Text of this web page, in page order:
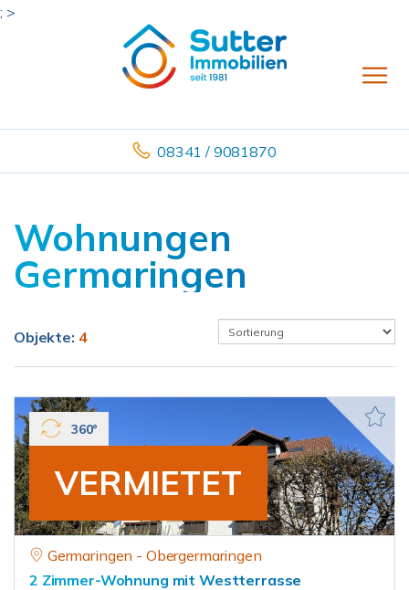
; >
08341 / 9081870
Wohnungen
Germaringen
Objekte: 4
VERMIETET
360°
Germaringen - Obergermaringen
2 Zimmer-Wohnung mit Westterrasse